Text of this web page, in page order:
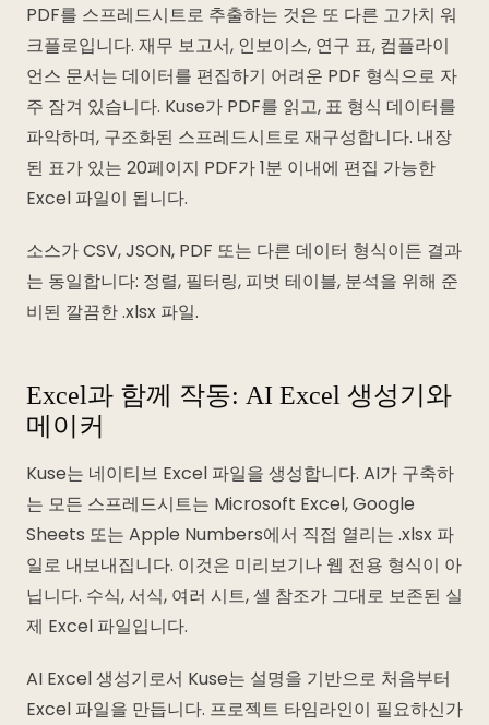
PDF를 스프레드시트로 추출하는 것은 또 다른 고가치 워
크플로입니다. 재무 보고서, 인보이스, 연구 표, 컴플라이
언스 문서는 데이터를 편집하기 어려운 PDF 형식으로 자
주 잠겨 있습니다. Kuse가 PDF를 읽고, 표 형식 데이터를
파악하며, 구조화된 스프레드시트로 재구성합니다. 내장
된 표가 있는 20페이지 PDF가 1분 이내에 편집 가능한
Excel 파일이 됩니다.
소스가 CSV, JSON, PDF 또는 다른 데이터 형식이든 결과
는 동일합니다: 정렬, 필터링, 피벗 테이블, 분석을 위해 준
비된 깔끔한 .xlsx 파일.
Excel과 함께 작동: AI Excel 생성기와
메이커
Kuse는 네이티브 Excel 파일을 생성합니다. AI가 구축하
는 모든 스프레드시트는 Microsoft Excel, Google
Sheets 또는 Apple Numbers에서 직접 열리는 .xlsx 파
일로 내보내집니다. 이것은 미리보기나 웹 전용 형식이 아
닙니다. 수식, 서식, 여러 시트, 셀 참조가 그대로 보존된 실
제 Excel 파일입니다.
AI Excel 생성기로서 Kuse는 설명을 기반으로 처음부터
Excel 파일을 만듭니다. 프로젝트 타임라인이 필요하신가